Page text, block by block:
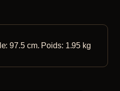
97.5 cm. Poids: 1.95 kg